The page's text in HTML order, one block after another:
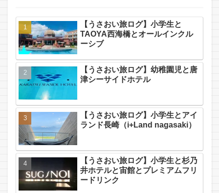
【うさおい旅ログ】小学生と
TAOYA西海橋とオールインクル
ーシブ
【うさおい旅ログ】幼稚園児と唐
津シーサイドホテル
【うさおい旅ログ】小学生とアイ
ランド長崎（i+Land nagasaki）
【うさおい旅ログ】小学生と杉乃
井ホテルと宙館とプレミアムフリ
ードリンク